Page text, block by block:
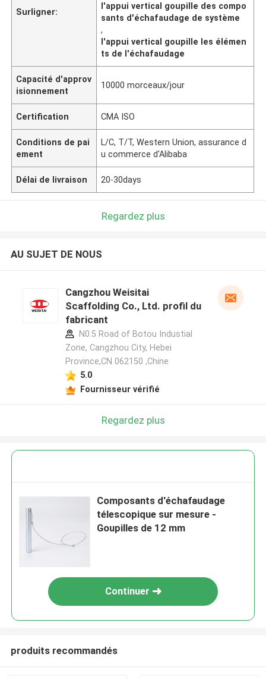
Surligner:
l'appui vertical goupille des compo
sants d'échafaudage de système
,
l'appui vertical goupille les élémen
ts de l'échafaudage
Capacité d'approv
isionnement
10000 morceaux/jour
Certification CMA ISO
Conditions de pai
ement
L/C, T/T, Western Union, assurance d
u commerce d'Alibaba
Délai de livraison 20-30days
Regardez plus
AU SUJET DE NOUS
Cangzhou Weisitai
Scaffolding Co., Ltd. profil du
fabricant
N0.5 Road of Botou Industial
Zone, Cangzhou City, Hebei
Province,CN 062150 ,Chine
5.0
Fournisseur vérifié
Regardez plus
Composants d'échafaudage
télescopique sur mesure -
Goupilles de 12 mm
Continuer
produits recommandés